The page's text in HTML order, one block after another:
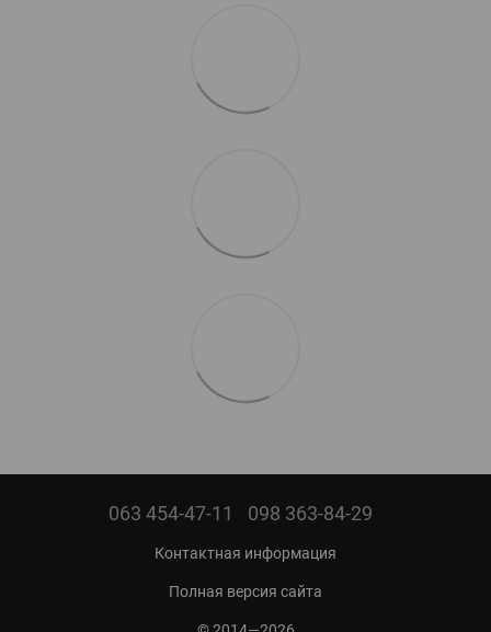
063 454-47-11 098 363-84-29
Контактная информация
Полная версия сайта